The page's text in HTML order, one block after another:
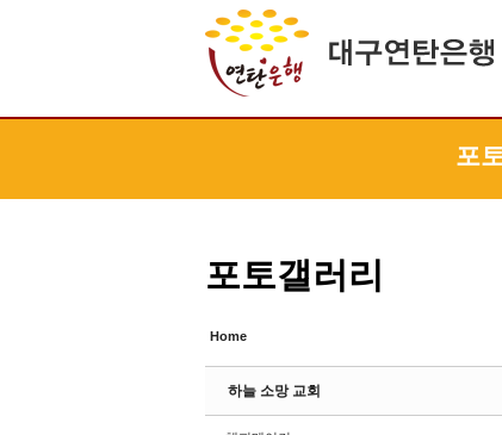
포
포토갤러리
Home
하늘 소망 교회